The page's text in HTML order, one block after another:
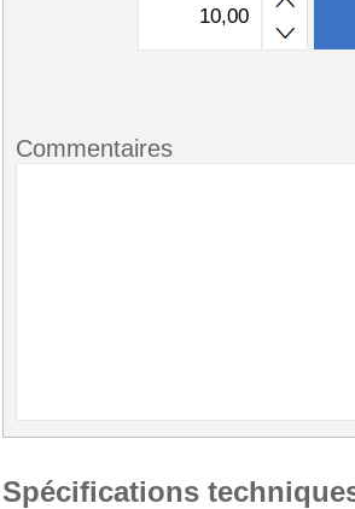
Commentaires
Spécifications